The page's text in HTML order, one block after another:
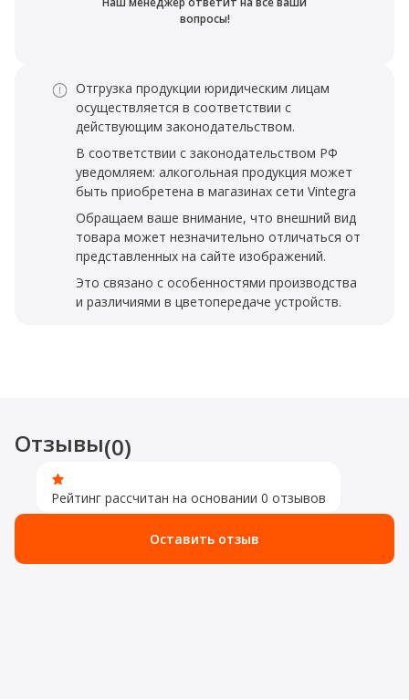
вопросы!
Отгрузка продукции юридическим лицам
осуществляется в соответствии с
действующим законодательством.
В соответствии с законодательством РФ
уведомляем: алкогольная продукция может
быть приобретена в магазинах сети Vintegra
Обращаем ваше внимание, что внешний вид
товара может незначительно отличаться от
представленных на сайте изображений.
Это связано с особенностями производства
и различиями в цветопередаче устройств.
Отзывы(0)
Рейтинг рассчитан на основании 0 отзывов
Оставить отзыв